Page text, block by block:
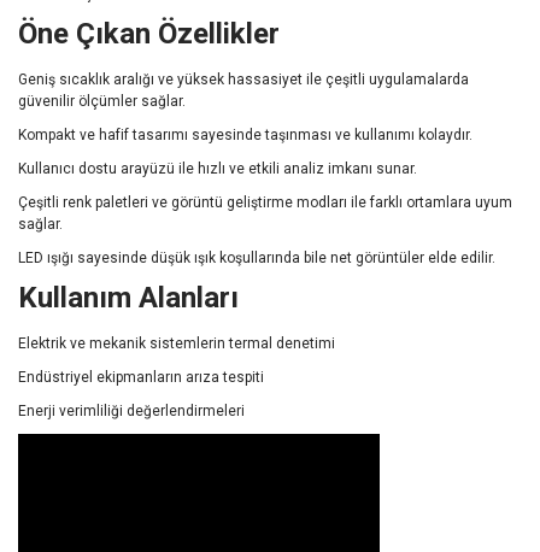
Öne Çıkan Özellikler
Geniş sıcaklık aralığı ve yüksek hassasiyet ile çeşitli uygulamalarda
güvenilir ölçümler sağlar.
Kompakt ve hafif tasarımı sayesinde taşınması ve kullanımı kolaydır.
Kullanıcı dostu arayüzü ile hızlı ve etkili analiz imkanı sunar.
Çeşitli renk paletleri ve görüntü geliştirme modları ile farklı ortamlara uyum
sağlar.
LED ışığı sayesinde düşük ışık koşullarında bile net görüntüler elde edilir.
Kullanım Alanları
Elektrik ve mekanik sistemlerin termal denetimi
Endüstriyel ekipmanların arıza tespiti
Enerji verimliliği değerlendirmeleri